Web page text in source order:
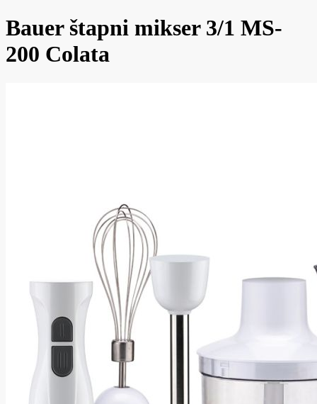
Bauer štapni mikser 3/1 MS-
200 Colata